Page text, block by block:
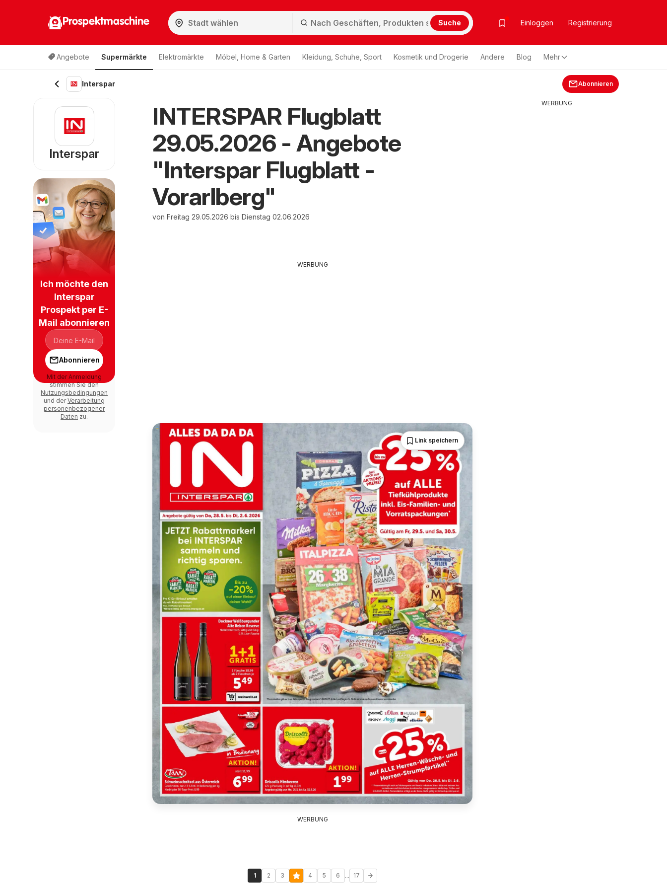
Prospektmaschine Suche Einloggen Registrierung
Angebote Supermärkte Elektromärkte Möbel, Home & Garten Kleidung, Schuhe, Sport Kosmetik und Drogerie Andere Blog Mehr
Interspar Abonnieren
INTERSPAR Flugblatt
29.05.2026 - Angebote
"Interspar Flugblatt -
Vorarlberg"
von Freitag 29.05.2026 bis Dienstag 02.06.2026
WERBUNG
Link speichern
WERBUNG
1 2 3 4 5 6 ... 17
Interspar
Ich möchte den
Interspar
Prospekt per E-
Mail abonnieren
Abonnieren
Mit der Anmeldung
stimmen Sie den
Nutzungsbedingungen
und derVerarbeitung
personenbezogener
Daten zu.
WERBUNG